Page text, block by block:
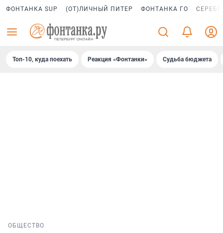
ФОНТАНКА SUP (ОТ)ЛИЧНЫЙ ПИТЕР ФОНТАНКА ГО
Топ-10, куда поехать Реакция «Фонтанки» Судьба бюджета
ОБЩЕСТВО